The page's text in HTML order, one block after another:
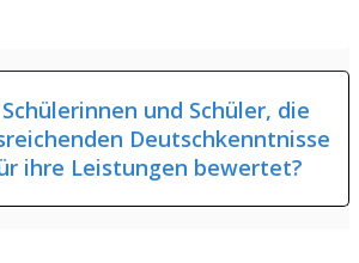
und Schüler, die
Deutschkenntnisse
ihre Leistungen bewertet?